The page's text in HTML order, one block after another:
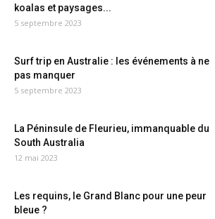
koalas et paysages...
5 septembre 2023
Surf trip en Australie : les événements à ne
pas manquer
5 septembre 2023
La Péninsule de Fleurieu, immanquable du
South Australia
12 mai 2023
Les requins, le Grand Blanc pour une peur
bleue ?